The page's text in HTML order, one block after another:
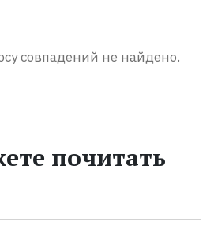
совпадений не найдено.
почитать